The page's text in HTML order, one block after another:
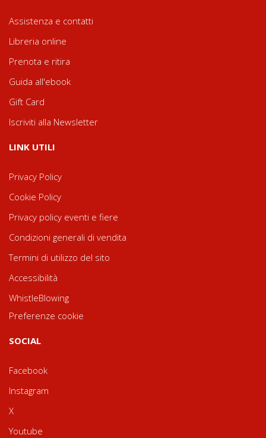
Assistenza e contatti
Libreria online
Prenota e ritira
Guida all'ebook
Gift Card
Iscriviti alla Newsletter
LINK UTILI
Privacy Policy
Cookie Policy
Privacy policy eventi e fiere
Condizioni generali di vendita
Termini di utilizzo del sito
Accessibilità
WhistleBlowing
Preferenze cookie
SOCIAL
Facebook
Instagram
X
Youtube